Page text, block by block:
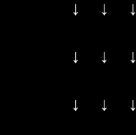
↓ ↓ ↓
↓ ↓ ↓
↓ ↓ ↓